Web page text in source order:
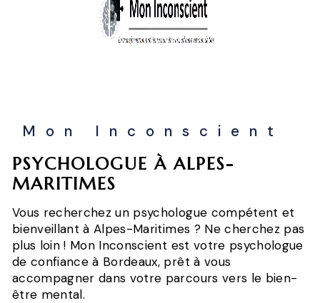
Mon Inconscient
PSYCHOLOGUE À ALPES-
MARITIMES
Vous recherchez un psychologue compétent et
bienveillant à Alpes-Maritimes ? Ne cherchez pas
plus loin ! Mon Inconscient est votre psychologue
de confiance à Bordeaux, prêt à vous
accompagner dans votre parcours vers le bien-
être mental.